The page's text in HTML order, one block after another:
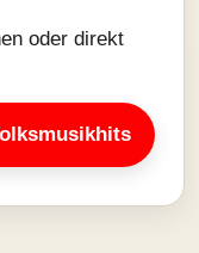
oder direkt